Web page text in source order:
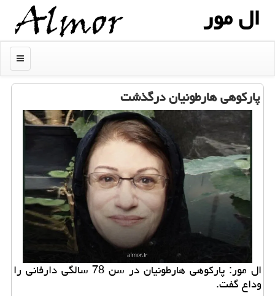
ال مور
منو
پارکوهی هارطونیان درگذشت
ال مور: پارکوهی هارطونیان در سن 78 سالگی دارفانی را
وداع گفت.